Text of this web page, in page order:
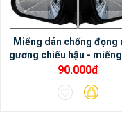
Miếng dán chống đọng
gương chiếu hậu -
dán gương chiếu hậu xe
90.000đ